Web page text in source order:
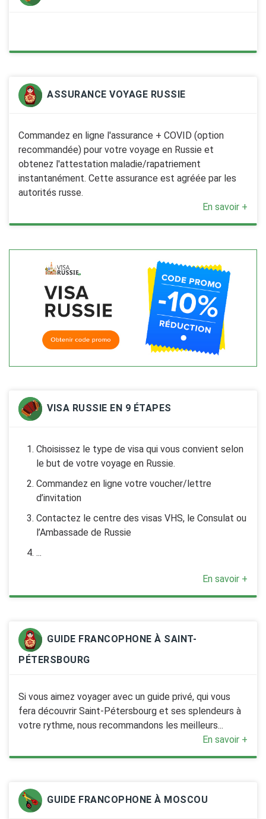
ASSURANCE VOYAGE RUSSIE
Commandez en ligne l'assurance + COVID (option
recommandée) pour votre voyage en Russie et
obtenez l'attestation maladie/rapatriement
instantanément. Cette assurance est agréée par les
autorités russe.
En savoir +
VISA RUSSIE EN 9 ÉTAPES
Choisissez le type de visa qui vous convient selon
le but de votre voyage en Russie.
Commandez en ligne votre voucher/lettre
d’invitation
Contactez le centre des visas VHS, le Consulat ou
l’Ambassade de Russie
...
En savoir +
GUIDE FRANCOPHONE À SAINT-
PÉTERSBOURG
Si vous aimez voyager avec un guide privé, qui vous
fera découvrir Saint-Pétersbourg et ses splendeurs à
votre rythme, nous recommandons les meilleurs...
En savoir +
GUIDE FRANCOPHONE À MOSCOU